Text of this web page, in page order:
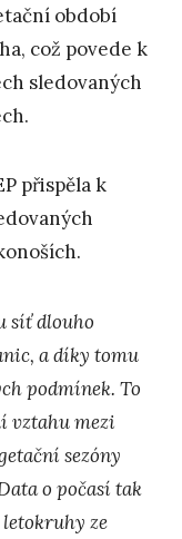
období
což povede k
sledovaných
přispěla k
síť dlouho
a díky tomu
podmínek. To
vztahu mezi
sezóny
o počasí tak
ze